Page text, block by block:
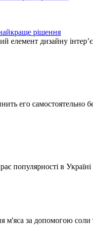
рішення
елемент дизайну
его
в
за допомогою соли